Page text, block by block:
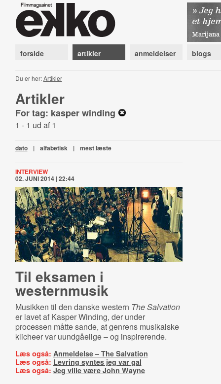
forside artikler anmeldelser blogs
Du er her:Artikler
Artikler
For tag: kasper winding
1 - 1 ud af 1
dato | alfabetisk | mest læste
INTERVIEW
02. JUNI 2014 | 22:44
Til eksamen i
westernmusik
Musikken til den danske western The Salvation
er lavet af Kasper Winding, der under
processen måtte sande, at genrens musikalske
klicheer var uundgåelige – og inspirerende.
Læs også: Anmeldelse – The Salvation
Læs også: Levring syntes jeg var gal
Læs også: Jeg ville være John Wayne